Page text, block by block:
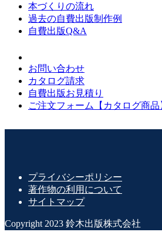
本づくりの流れ
過去の自費出版制作例
自費出版Q&A
お問い合わせ
カタログ請求
自費出版お見積り
ご注文フォーム【カタログ商品
プライバシーポリシー
著作物の利用について
サイトマップ
Copyright 2023 鈴木出版株式会社